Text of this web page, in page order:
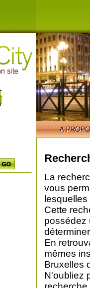
La
vous
Cette
possédez
En
mêmes
Bruxelles
N'oubliez